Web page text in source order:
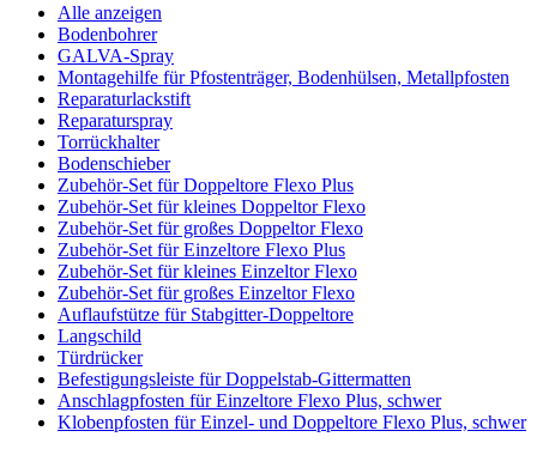
Alle anzeigen
Bodenbohrer
GALVA-Spray
Montagehilfe für Pfostenträger, Bodenhülsen, Metallpfosten
Reparaturlackstift
Reparaturspray
Torrückhalter
Bodenschieber
Zubehör-Set für Doppeltore Flexo Plus
Zubehör-Set für kleines Doppeltor Flexo
Zubehör-Set für großes Doppeltor Flexo
Zubehör-Set für Einzeltore Flexo Plus
Zubehör-Set für kleines Einzeltor Flexo
Zubehör-Set für großes Einzeltor Flexo
Auflaufstütze für Stabgitter-Doppeltore
Langschild
Türdrücker
Befestigungsleiste für Doppelstab-Gittermatten
Anschlagpfosten für Einzeltore Flexo Plus, schwer
Klobenpfosten für Einzel- und Doppeltore Flexo Plus, schwer